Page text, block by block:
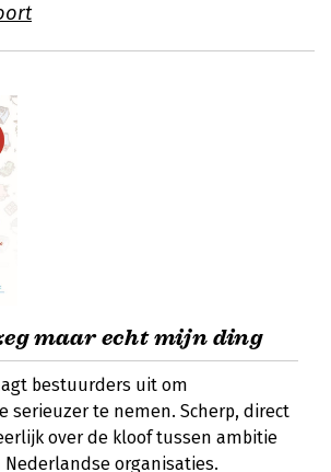
maar echt mijn ding
bestuurders uit om
serieuzer te nemen. Scherp, direct
over de kloof tussen ambitie
organisaties.